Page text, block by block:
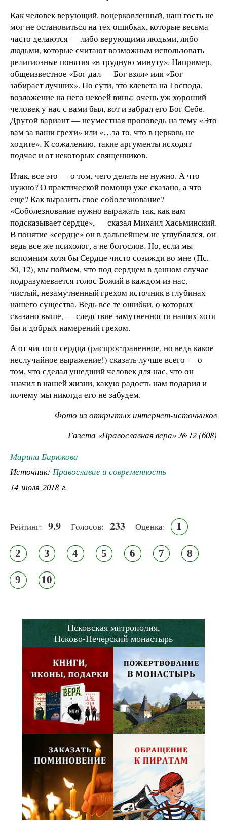
Как человек верующий, воцерковленный, наш гость не
мог не остановиться на тех ошибках, которые весьма
часто делаются — либо верующими людьми, либо
людьми, которые считают возможным использовать
религиозные понятия «в трудную минуту». Например,
общеизвестное «Бог дал — Бог взял» или «Бог
забирает лучших». По сути, это клевета на Господа,
возложение на него некоей вины: очень уж хороший
человек у нас с вами был, вот и забрал его Бог Себе.
Другой вариант — неуместная проповедь на тему «Это
вам за ваши грехи» или «…за то, что в церковь не
ходите». К сожалению, такие аргументы исходят
подчас и от некоторых священников.
Итак, все это — о том, чего делать не нужно. А что
нужно? О практической помощи уже сказано, а что
еще? Как выразить свое соболезнование?
«Соболезнование нужно выражать так, как вам
подсказывает сердце», — сказал Михаил Хасьминский.
В понятие «сердце» он в дальнейшем не углублялся, он
ведь все же психолог, а не богослов. Но, если мы
вспомним хотя бы Сердце чисто созижди во мне (Пс.
50, 12), мы поймем, что под сердцем в данном случае
подразумевается голос Божий в каждом из нас,
чистый, незамутненный грехом источник в глубинах
нашего существа. Ведь все те ошибки, о которых
сказано выше, — следствие замутненности наших хотя
бы и добрых намерений грехом.
А от чистого сердца (распространенное, но ведь какое
неслучайное выражение!) сказать лучше всего — о
том, что сделал ушедший человек для нас, что он
значил в нашей жизни, какую радость нам подарил и
почему мы никогда его не забудем.
Фото из открытых интернет-источников
Газета «Православная вера» № 12 (608)
Марина Бирюкова
Источник: Православие и современность
14 июля 2018 г.
Рейтинг: 9.9 Голосов: 233 Оценка: 1
2 3 4 5 6 7 8
9 10
Псковская митрополия,
Псково-Печерский монастырь